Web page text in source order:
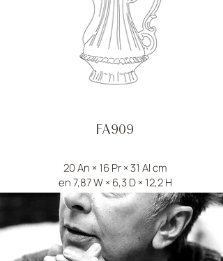
FA909
20 An × 16 Pr × 31 Al cm
en 7,87 W × 6,3 D × 12,2 H